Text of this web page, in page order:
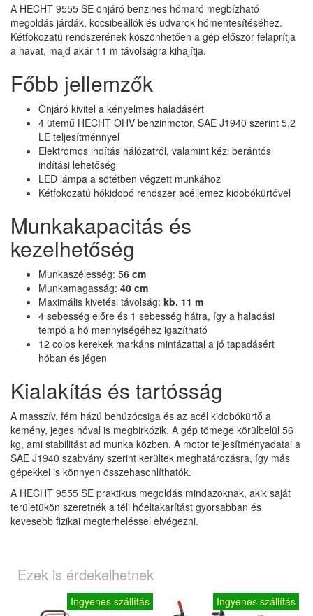
A HECHT 9555 SE önjáró benzines hómaró megbízható
megoldás járdák, kocsibeállók és udvarok hómentesítéséhez.
Kétfokozatú rendszerének köszönhetően a gép először felaprítja
a havat, majd akár 11 m távolságra kihajítja.
Főbb jellemzők
Önjáró kivitel a kényelmes haladásért
4 ütemű HECHT OHV benzinmotor, SAE J1940 szerint 5,2
LE teljesítménnyel
Elektromos indítás hálózatról, valamint kézi berántós
indítási lehetőség
LED lámpa a sötétben végzett munkához
Kétfokozatú hókidobó rendszer acéllemez kidobókürtővel
Munkakapacitás és
kezelhetőség
Munkaszélesség: 56 cm
Munkamagasság: 40 cm
Maximális kivetési távolság: kb. 11 m
4 sebesség előre és 1 sebesség hátra, így a haladási
tempó a hó mennyiségéhez igazítható
12 colos kerekek markáns mintázattal a jó tapadásért
hóban és jégen
Kialakítás és tartósság
A masszív, fém házú behúzócsiga és az acél kidobókürtő a
kemény, jeges hóval is megbirkózik. A gép tömege körülbelül 56
kg, ami stabilitást ad munka közben. A motor teljesítményadatai a
SAE J1940 szabvány szerint kerültek meghatározásra, így más
gépekkel is könnyen összehasonlíthatók.
A HECHT 9555 SE praktikus megoldás mindazoknak, akik saját
területükön szeretnék a téli hóeltakarítást gyorsabban és
kevesebb fizikai megterheléssel elvégezni.
Ezek is érdekelhetnek
Ingyenes szállítás Ingyenes szállítás